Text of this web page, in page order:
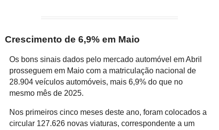
Crescimento de 6,9% em Maio
Os bons sinais dados pelo mercado automóvel em Abril
prosseguem em Maio com a matriculação nacional de
28.904 veículos automóveis, mais 6,9% do que no
mesmo mês de 2025.
Nos primeiros cinco meses deste ano, foram colocados a
circular 127.626 novas viaturas, correspondente a um